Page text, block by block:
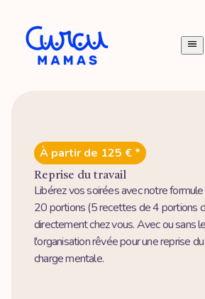
À partir de 125 € *
Reprise du travail
Libérez vos soirées avec notre
20 portions (5 recettes de 4 portions
directement chez vous. Avec ou sans
l'organisation rêvée pour une reprise
charge mentale.